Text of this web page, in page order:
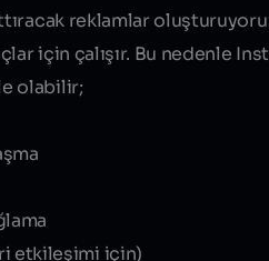
reklamlar
için çalışır. Bu nedenle
olabilir;
etkileşimi için)